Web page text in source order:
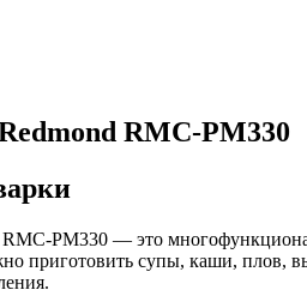
RMC-PM330
PM330 — это
приготовить супы, каши, плов,